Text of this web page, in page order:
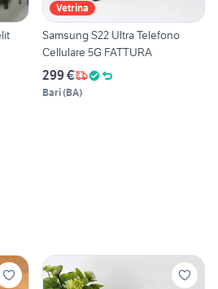
Vetrina
Samsung S22 Ultra Telefono
Cellulare 5G FATTURA
299 €
Bari(BA)